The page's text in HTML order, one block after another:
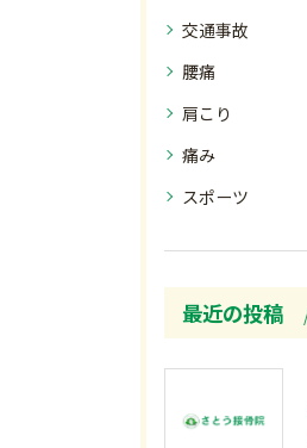
交通事故
腰痛
肩こり
痛み
スポーツ
最近の投稿